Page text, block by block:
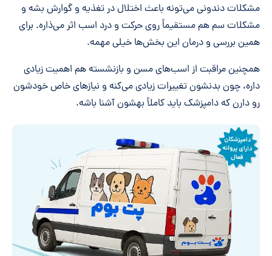
مشکلات دندونی می‌تونه باعث اختلال در تغذیه و گوارش بشه و
مشکلات سم هم مستقیماً روی حرکت و درد اسب اثر می‌ذاره. برای
همین بررسی و درمان این بخش‌ها خیلی مهمه.
همچنین مراقبت از اسب‌های مسن و بازنشسته هم اهمیت زیادی
داره، چون بدنشون تغییرات زیادی می‌کنه و نیازهای خاص خودشون
رو دارن که دامپزشک باید کاملاً بهشون آشنا باشه.